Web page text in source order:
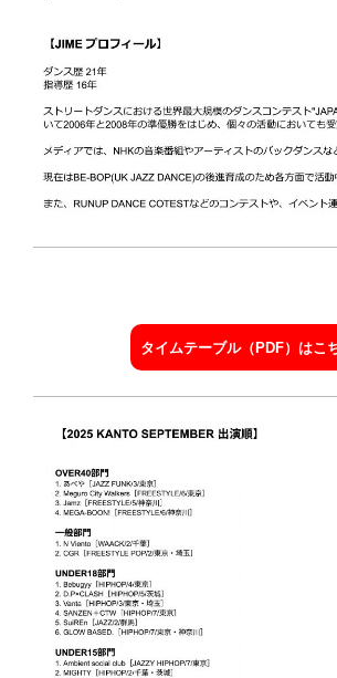
タイムテーブル（PDF）はこ